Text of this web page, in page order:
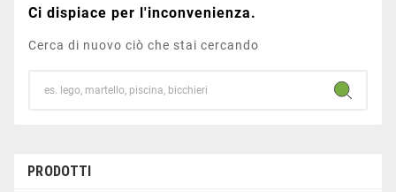
Ci dispiace per l'inconvenienza.
Cerca di nuovo ciò che stai cercando
PRODOTTI